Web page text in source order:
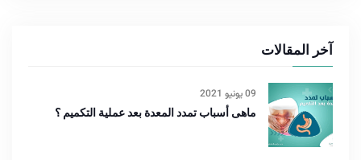
آخر المقالات
09 يونيو 2021
ماهى أسباب تمدد المعدة بعد عملية التكميم ؟